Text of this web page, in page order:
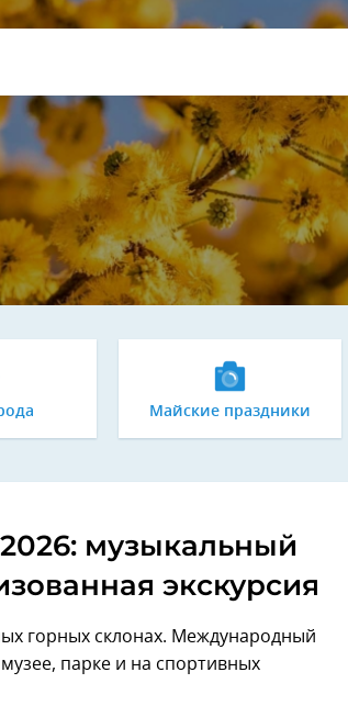
Майские праздники
музыкальный
экскурсия
горных склонах. Международный
парке и на спортивных